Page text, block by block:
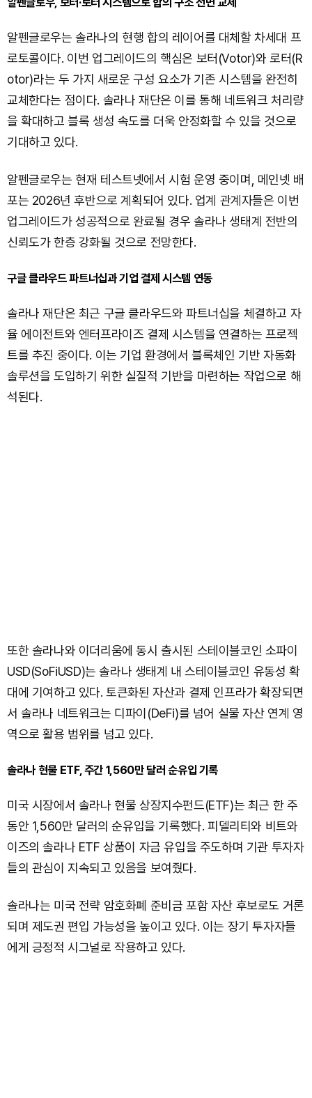
알펜글로우는 솔라나의 현행 합의 레이어를 대체할 차세대 프
로토콜이다. 이번 업그레이드의 핵심은 보터(Votor)와 로터(R
otor)라는 두 가지 새로운 구성 요소가 기존 시스템을 완전히
교체한다는 점이다. 솔라나 재단은 이를 통해 네트워크 처리량
을 확대하고 블록 생성 속도를 더욱 안정화할 수 있을 것으로
기대하고 있다.
알펜글로우는 현재 테스트넷에서 시험 운영 중이며, 메인넷 배
포는 2026년 후반으로 계획되어 있다. 업계 관계자들은 이번
업그레이드가 성공적으로 완료될 경우 솔라나 생태계 전반의
신뢰도가 한층 강화될 것으로 전망한다.
구글 클라우드 파트너십과 기업 결제 시스템 연동
솔라나 재단은 최근 구글 클라우드와 파트너십을 체결하고 자
율 에이전트와 엔터프라이즈 결제 시스템을 연결하는 프로젝
트를 추진 중이다. 이는 기업 환경에서 블록체인 기반 자동화
솔루션을 도입하기 위한 실질적 기반을 마련하는 작업으로 해
석된다.
또한 솔라나와 이더리움에 동시 출시된 스테이블코인 소파이
USD(SoFiUSD)는 솔라나 생태계 내 스테이블코인 유동성 확
대에 기여하고 있다. 토큰화된 자산과 결제 인프라가 확장되면
서 솔라나 네트워크는 디파이(DeFi)를 넘어 실물 자산 연계 영
역으로 활용 범위를 넘고 있다.
솔라나 현물 ETF, 주간 1,560만 달러 순유입 기록
미국 시장에서 솔라나 현물 상장지수펀드(ETF)는 최근 한 주
동안 1,560만 달러의 순유입을 기록했다. 피델리티와 비트와
이즈의 솔라나 ETF 상품이 자금 유입을 주도하며 기관 투자자
들의 관심이 지속되고 있음을 보여줬다.
솔라나는 미국 전략 암호화폐 준비금 포함 자산 후보로도 거론
되며 제도권 편입 가능성을 높이고 있다. 이는 장기 투자자들
에게 긍정적 시그널로 작용하고 있다.